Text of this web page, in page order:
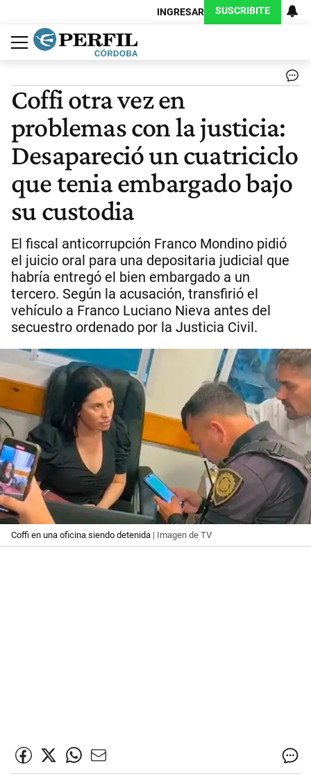
INGRESAR SUSCRIBITE
Política
Economía
Judiciales
Sociedad
Cultura
Espectáculos
Deportes
Protagonistas
Coffi otra vez en
problemas con la justicia:
Desapareció un cuatriciclo
que tenia embargado bajo
su custodia
El fiscal anticorrupción Franco Mondino pidió
el juicio oral para una depositaria judicial que
habría entregó el bien embargado a un
tercero. Según la acusación, transfirió el
vehículo a Franco Luciano Nieva antes del
secuestro ordenado por la Justicia Civil.
Coffi en una oficina siendo detenida | Imagen de TV